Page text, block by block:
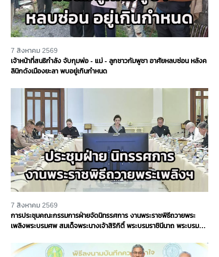
7 สิงหาคม 2569
เจ้าหน้าที่สนธิกำลัง จับกุมพ่อ - แม่ - ลูกชาวกัมพูชา อาศัยหลบซ่อน หลังค
ลินิกดังเมืองยะลา พบอยู่เกินกำหนด
7 สิงหาคม 2569
การประชุมคณะกรรมการฝ่ายจัดนิทรรศการ งานพระราชพิธีถวายพระ
เพลิงพระบรมศพ สมเด็จพระนางเจ้าสิริกิติ์ พระบรมราชินีนาถ พระบรม